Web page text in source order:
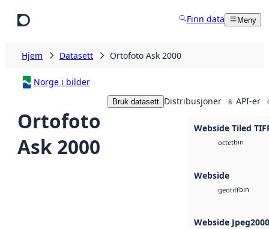
Finn data Meny
Hjem Datasett Ortofoto Ask 2000
Norge i bilder
Ortofoto
Ask 2000
Bruk datasett Distribusjoner 8 API-er
Webside Tiled
octetbin
Webside
geotiffbin
Webside Jpeg2000